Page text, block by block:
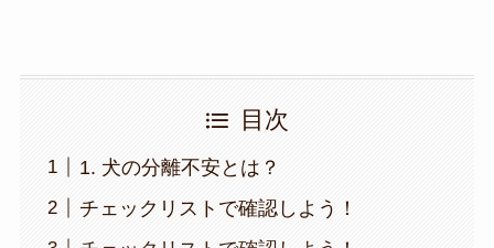
目次
1. 犬の分離不安とは？
チェックリストで確認しよう！